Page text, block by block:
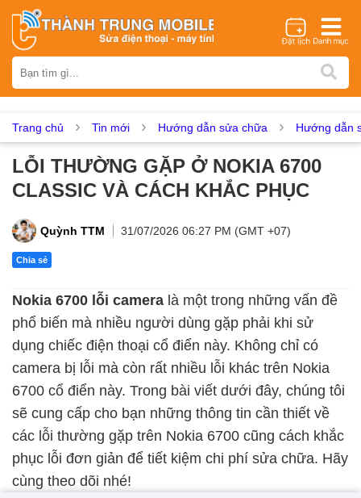
iPhone Samsung Oppo Xiaomi Realme Vivo
Nokia
Asus Sony Vertu LG Tecno
Dịch vụ sửa chữa
Thay camera
Thay loa Thay kính lưng Thay vỏ Thay chân sạc
Màn hình Xiaomi Màn hình Realme Màn hình Vivo
Màn hình Vsmart Màn hình Google Pixel
Thay pin
Pin iPhone Pin Samsumg Pin Oppo Pin Xiaomi
Pin Realme
Thay vỏ
Trang chủ Tin mới Hướng dẫn sửa chữa Hướng dẫn
LỖI THƯỜNG GẶP Ở NOKIA 6700
CLASSIC VÀ CÁCH KHẮC PHỤC
Quỳnh TTM 31/07/2026 06:27 PM (GMT +07)
Chia sẻ
Nokia 6700 lỗi camera là một trong những vấn đề
phổ biến mà nhiều người dùng gặp phải khi sử
dụng chiếc điện thoại cổ điển này. Không chỉ có
camera bị lỗi mà còn rất nhiều lỗi khác trên Nokia
6700 cổ điển này. Trong bài viết dưới đây, chúng tôi
sẽ cung cấp cho bạn những thông tin cần thiết về
các lỗi thường gặp trên Nokia 6700 cũng cách khắc
phục lỗi đơn giản để tiết kiệm chi phí sửa chữa. Hãy
cùng theo dõi nhé!